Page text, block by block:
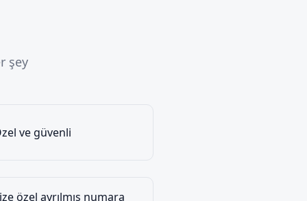
şey
ve güvenli
özel ayrılmış numara